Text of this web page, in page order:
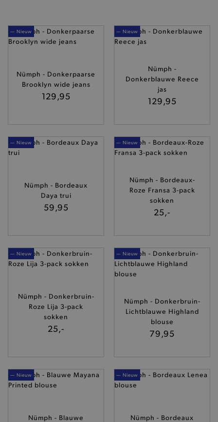
— Nieuw
Nümph - Donkerpaarse
Brooklyn wide jeans
129,95
— Nieuw
Nümph -
Donkerblauwe Reece
jas
129,95
— Nieuw
Nümph - Bordeaux
Daya trui
59,95
— Nieuw
Nümph - Bordeaux-
Roze Fransa 3-pack
sokken
25,-
— Nieuw
Nümph - Donkerbruin-
Roze Lija 3-pack
sokken
25,-
— Nieuw
Nümph - Donkerbruin-
Lichtblauwe Highland
blouse
79,95
— Nieuw
Nümph - Blauwe
— Nieuw
Nümph - Bordeaux